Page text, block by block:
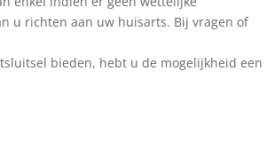
u richten aan uw huisarts. Bij vragen of
bieden, hebt u de mogelijkheid een